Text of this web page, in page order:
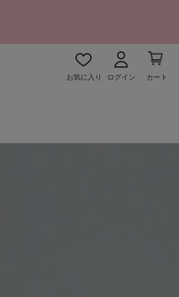
お気に入り ログイン カート